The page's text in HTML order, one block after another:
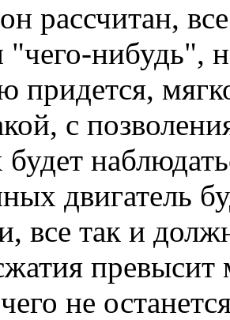
рассчитан,
"чего-нибудь",
придется,
с
будет
двигатель
все так и
не